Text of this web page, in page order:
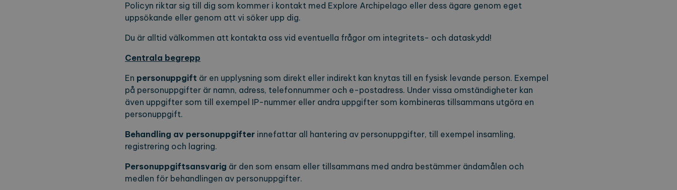
Policyn riktar sig till dig som kommer i kontakt med Explore Archipelago eller dess ägare genom eget
uppsökande eller genom att vi söker upp dig.
Du är alltid välkommen att kontakta oss vid eventuella frågor om integritets- och dataskydd!
Centrala begrepp
En personuppgift är en upplysning som direkt eller indirekt kan knytas till en fysisk levande person. Exempel
på personuppgifter är namn, adress, telefonnummer och e-postadress. Under vissa omständigheter kan
även uppgifter som till exempel IP-nummer eller andra uppgifter som kombineras tillsammans utgöra en
personuppgift.
Behandling av personuppgifter innefattar all hantering av personuppgifter, till exempel insamling,
registrering och lagring.
Personuppgiftsansvarig är den som ensam eller tillsammans med andra bestämmer ändamålen och
medlen för behandlingen av personuppgifter.